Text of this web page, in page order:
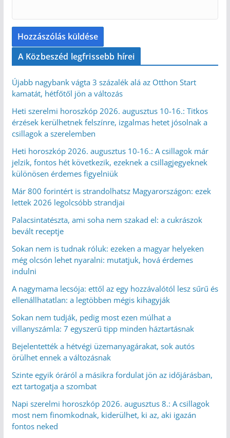
A Közbeszéd legfrissebb hírei
Újabb nagybank vágta 3 százalék alá az Otthon Start
kamatát, hétfőtől jön a változás
Heti szerelmi horoszkóp 2026. augusztus 10-16.: Titkos
érzések kerülhetnek felszínre, izgalmas hetet jósolnak a
csillagok a szerelemben
Heti horoszkóp 2026. augusztus 10-16.: A csillagok már
jelzik, fontos hét következik, ezeknek a csillagjegyeknek
különösen érdemes figyelniük
Már 800 forintért is strandolhatsz Magyarországon: ezek
lettek 2026 legolcsóbb strandjai
Palacsintatészta, ami soha nem szakad el: a cukrászok
bevált receptje
Sokan nem is tudnak róluk: ezeken a magyar helyeken
még olcsón lehet nyaralni: mutatjuk, hová érdemes
indulni
A nagymama lecsója: ettől az egy hozzávalótól lesz sűrű és
ellenállhatatlan: a legtöbben mégis kihagyják
Sokan nem tudják, pedig most ezen múlhat a
villanyszámla: 7 egyszerű tipp minden háztartásnak
Bejelentették a hétvégi üzemanyagárakat, sok autós
örülhet ennek a változásnak
Szinte egyik óráról a másikra fordulat jön az időjárásban,
ezt tartogatja a szombat
Napi szerelmi horoszkóp 2026. augusztus 8.: A csillagok
most nem finomkodnak, kiderülhet, ki az, aki igazán
fontos neked